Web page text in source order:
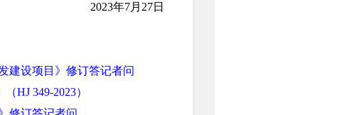
2023年7月27日
建设项目》修订答记者问
HJ 349-2023）